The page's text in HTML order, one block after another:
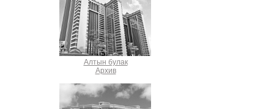
Алтын булак
Архив